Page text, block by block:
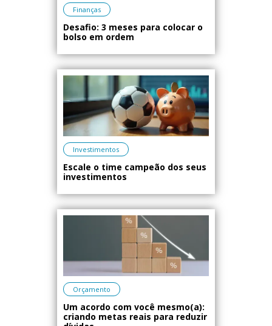
Finanças
Desafio: 3 meses para colocar o
bolso em ordem
Investimentos
Escale o time campeão dos seus
investimentos
Orçamento
Um acordo com você mesmo(a):
criando metas reais para reduzir